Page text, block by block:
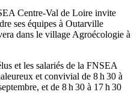
Centre-Val de Loire invite
ses équipes à Outarville
dans le village Agroécologie à
et les salariés de la FNSEA
et convivial de 8 h 30 à
et de 8 h 30 à 17 h 30